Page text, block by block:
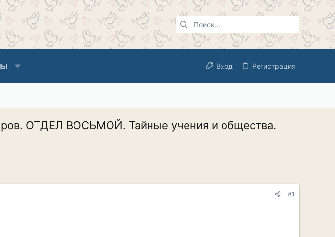
Вход Регистрация
ОТДЕЛ ВОСЬМОЙ. Тайные учения и общества.
#1